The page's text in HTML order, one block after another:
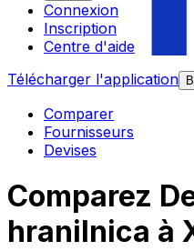
Connexion
Inscription
Centre d'aide
Télécharger l'application
Comparer
Fournisseurs
Devises
Comparez
hranilnica à